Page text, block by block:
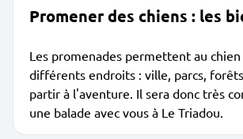
Promener des chiens : les
Les promenades permettent au
différents endroits : ville, parcs,
partir à l'aventure. Il sera donc très
une balade avec vous à Le Triadou.